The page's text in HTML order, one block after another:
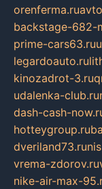
orenferma.ru
backstage-682-
prime-cars63.ru
legardoauto.ru
kinozadrot-3.ru
udalenka-club.ru
dash-cash-
hotteygroup.ru
dveriland73.ru
vrema-zdorov.ru
nike-air-max-